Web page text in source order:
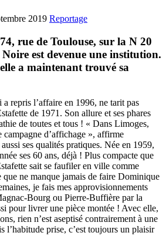
2019 Reportage
rue de Toulouse, sur la N 20
est devenue une institution.
a maintenant trouvé sa
repris l’affaire en 1996, ne tarit pas
de 1971. Son allure et ses phares
de toutes et tous ! « Dans Limoges,
campagne d’affichage », affirme
ses qualités pratiques. Née en 1959,
ses 60 ans, déjà ! Plus compacte que
sait se faufiler en ville comme
que ne manque jamais de faire Dominique
je fais mes approvisionnements
Bourg ou Pierre-Buffière par la
pour livrer une pièce montée ! Avec elle,
rien n’est aseptisé contrairement à une
l’habitude prise, c’est toujours un plaisir